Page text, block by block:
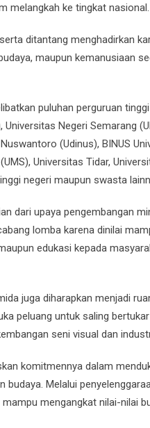
melangkah ke tingkat nasional.
ditantang menghadirkan
maupun kemanusiaan
puluhan perguruan
Negeri Semarang
(Udinus), BINUS
Universitas Tidar,
negeri maupun swasta
dari upaya pengembangan
lomba karena dinilai
edukasi kepada
juga diharapkan menjadi
peluang untuk saling
seni visual dan
komitmennya dalam
budaya. Melalui
mengangkat nilai-nilai